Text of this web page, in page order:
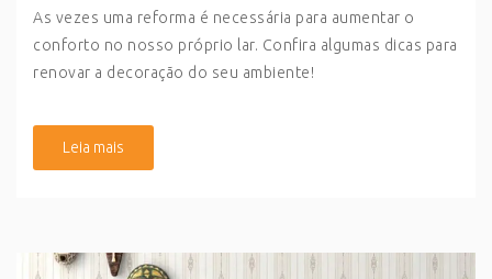
As vezes uma reforma é necessária para aumentar o
conforto no nosso próprio lar. Confira algumas dicas para
renovar a decoração do seu ambiente!
Leia mais